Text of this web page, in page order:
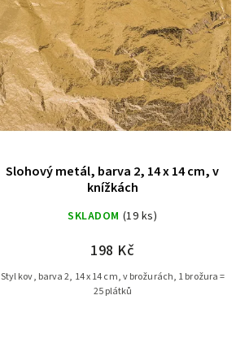
Slohový metál, barva 2, 14 x 14 cm, v
knížkách
SKLADOM (19 ks)
198 Kč
Styl kov, barva 2, 14 x 14 cm, v brožurách, 1 brožura =
25 plátků